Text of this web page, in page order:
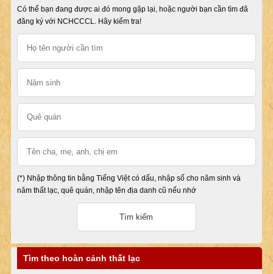
Có thể bạn đang được ai đó mong gặp lại, hoặc người bạn cần tìm đã
đăng ký với NCHCCCL. Hãy kiểm tra!
(*) Nhập thông tin bằng Tiếng Việt có dấu, nhập số cho năm sinh và
năm thất lạc, quê quán, nhập tên địa danh cũ nếu nhớ
Tìm theo hoàn cảnh thất lạc